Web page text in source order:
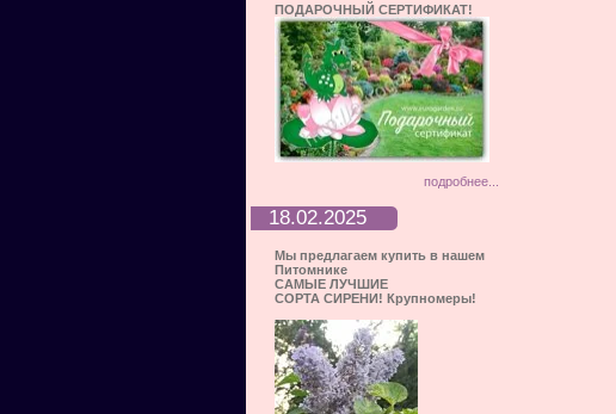
ПОДАРОЧНЫЙ СЕРТИФИКАТ!
подробнее...
18.02.2025
Мы предлагаем купить в нашем
Питомнике
САМЫЕ ЛУЧШИЕ
СОРТА СИРЕНИ! Крупномеры!